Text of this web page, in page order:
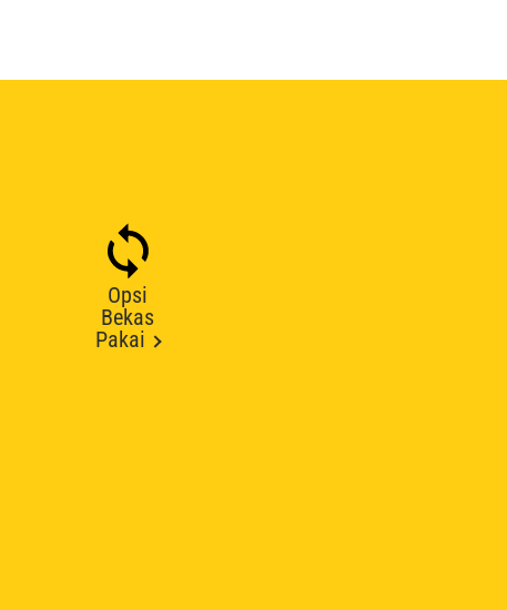
Opsi
Bekas
Pakai